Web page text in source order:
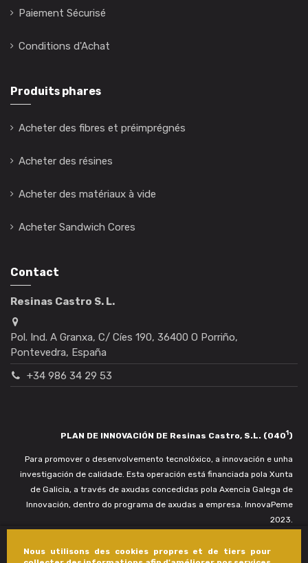
Nous utilisons des cookies propres et de tiers pour
Paiement Sécurisé
Conditions d'Achat
Produits phares
Acheter des fibres et préimprégnés
Acheter des résines
Acheter des matériaux à vide
Acheter Sandwich Cores
Contact
Resinas Castro S. L.
Pol. Ind. A Granxa, C/ Cíes 190, 36400 O Porriño,
Pontevedra, España
+34 986 34 29 53
PLAN DE INNOVACIÓN DE Resinas Castro, S.L. (0401)
Para promover o desenvolvemento tecnolóxico, a innovación e unha
investigación de calidade. Esta operación está financiada pola Xunta
de Galicia, a través de axudas concedidas pola Axencia Galega de
Innovación, dentro do programa de axudas a empresa. InnovaPeme
2023.